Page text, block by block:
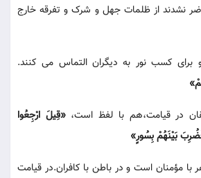
نشدند از ظلمات جهل و شرک و تفرقه خارج
برای کسب نور به دیگران التماس می کنند.
«قِیلَ ارْجِعُوا
بَیْنَهُمْ بِسُورٍ»
با مؤمنان است و در باطن با کافران.در قیامت